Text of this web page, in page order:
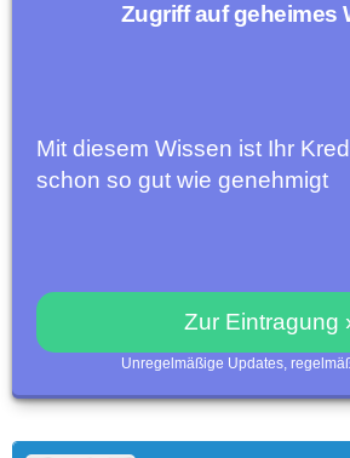
Zugriff auf geheimes
Mit diesem Wissen ist Ihr
schon so gut wie genehmigt
Zur Eintragung
Unregelmäßige Updates,